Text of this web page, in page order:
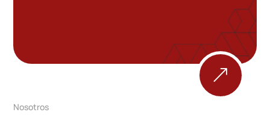
&
Nosotros